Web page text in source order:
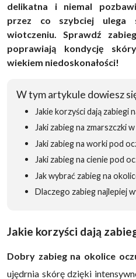
delikatna i niemal
przez co szybciej ulega
wiotczeniu. Sprawdź
poprawiają kondycję
wiekiem niedoskonałości!
W tym artykule dowiesz
Jakie korzyści dają zabiegi
Jaki zabieg na zmarszczki
Jaki zabieg na worki pod
Jaki zabieg na cienie pod
Jak wybrać zabieg na
Dlaczego zabieg najlepiej
Jakie korzyści dają
Dobry zabieg na okolice
ujędrnia skórę dzięki